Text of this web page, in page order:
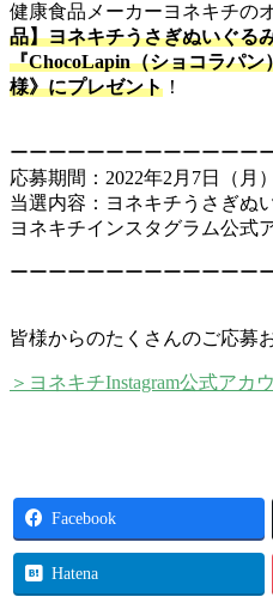
健康食品メーカーヨネキチの
品】ヨネキチうさぎぬいぐる
『ChocoLapin（ショコラパ
様》にプレゼント ！
ーーーーーーーーーーーーー
応募期間：2022年2月7日（月
当選内容：ヨネキチうさぎぬ
ヨネキチインスタグラム公式
ーーーーーーーーーーーーー
皆様からのたくさんのご応募
＞ヨネキチInstagram公式アカ
Facebook
Hatena